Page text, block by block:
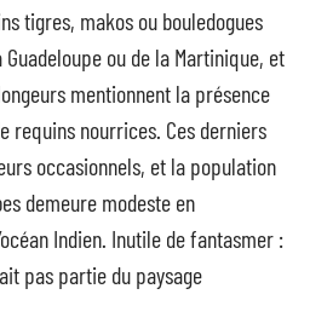
tigres, makos ou bouledogues
ou de la Martinique, et
mentionnent la présence
requins nourrices. Ces derniers
occasionnels, et la population
demeure modeste en
Indien. Inutile de fantasmer :
pas partie du paysage